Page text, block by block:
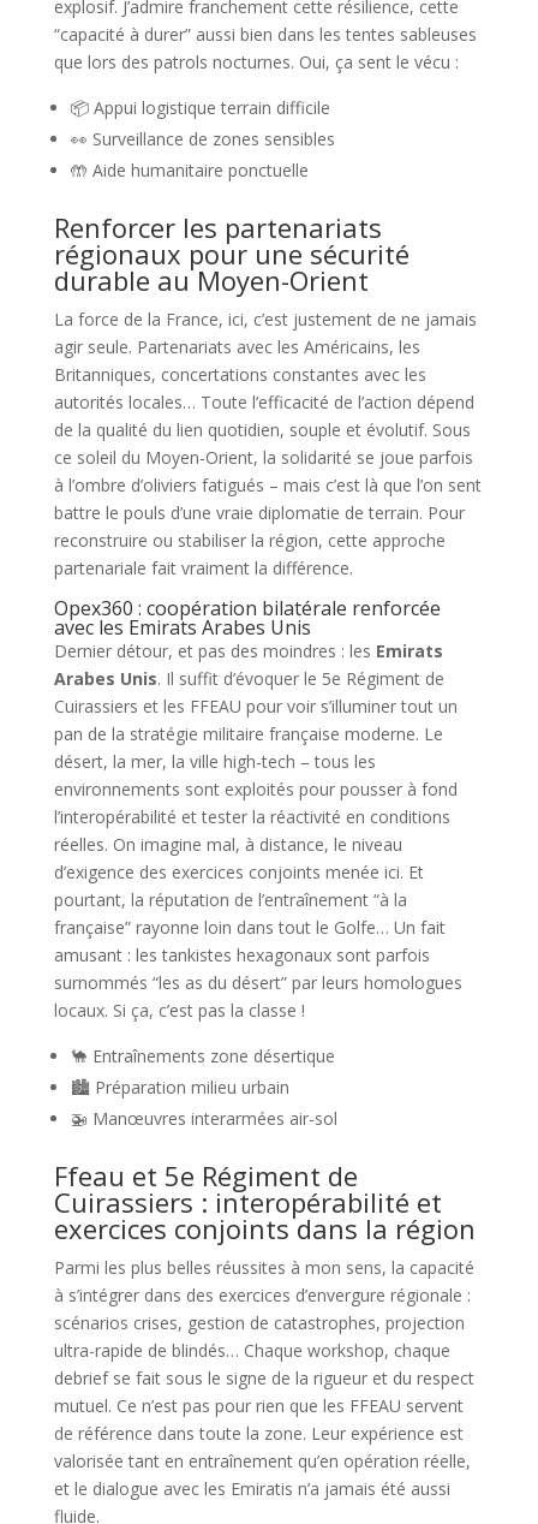
explosif. J’admire franchement cette résilience, cette
“capacité à durer” aussi bien dans les tentes sableuses
que lors des patrols nocturnes. Oui, ça sent le vécu :
📦 Appui logistique terrain difficile
👀 Surveillance de zones sensibles
🤲 Aide humanitaire ponctuelle
Renforcer les partenariats
régionaux pour une sécurité
durable au Moyen-Orient
La force de la France, ici, c’est justement de ne jamais
agir seule. Partenariats avec les Américains, les
Britanniques, concertations constantes avec les
autorités locales… Toute l’efficacité de l’action dépend
de la qualité du lien quotidien, souple et évolutif. Sous
ce soleil du Moyen-Orient, la solidarité se joue parfois
à l’ombre d’oliviers fatigués – mais c’est là que l’on sent
battre le pouls d’une vraie diplomatie de terrain. Pour
reconstruire ou stabiliser la région, cette approche
partenariale fait vraiment la différence.
Opex360 : coopération bilatérale renforcée
avec les Emirats Arabes Unis
Dernier détour, et pas des moindres : les Emirats
Arabes Unis. Il suffit d’évoquer le 5e Régiment de
Cuirassiers et les FFEAU pour voir s’illuminer tout un
pan de la stratégie militaire française moderne. Le
désert, la mer, la ville high-tech – tous les
environnements sont exploités pour pousser à fond
l’interopérabilité et tester la réactivité en conditions
réelles. On imagine mal, à distance, le niveau
d’exigence des exercices conjoints menée ici. Et
pourtant, la réputation de l’entraînement “à la
française” rayonne loin dans tout le Golfe… Un fait
amusant : les tankistes hexagonaux sont parfois
surnommés “les as du désert” par leurs homologues
locaux. Si ça, c’est pas la classe !
🐪 Entraînements zone désertique
🏙️ Préparation milieu urbain
🚁 Manœuvres interarmées air-sol
Ffeau et 5e Régiment de
Cuirassiers : interopérabilité et
exercices conjoints dans la région
Parmi les plus belles réussites à mon sens, la capacité
à s’intégrer dans des exercices d’envergure régionale :
scénarios crises, gestion de catastrophes, projection
ultra-rapide de blindés… Chaque workshop, chaque
debrief se fait sous le signe de la rigueur et du respect
mutuel. Ce n’est pas pour rien que les FFEAU servent
de référence dans toute la zone. Leur expérience est
valorisée tant en entraînement qu’en opération réelle,
et le dialogue avec les Emiratis n’a jamais été aussi
fluide.